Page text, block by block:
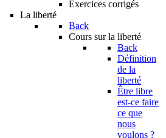
Exercices corrigés
La liberté
Back
Cours sur la liberté
Back
Définition
de la
liberté
Être libre
est-ce faire
ce que
nous
voulons ?